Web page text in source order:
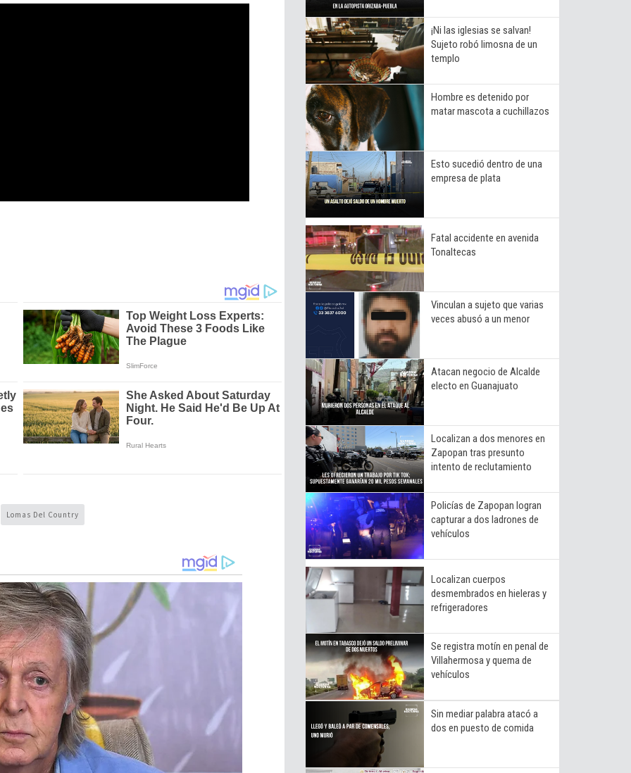
Lomas Del Country
¡Ni las iglesias se salvan!
Sujeto robó limosna de un
templo
Hombre es detenido por
matar mascota a cuchillazos
Esto sucedió dentro de una
empresa de plata
Fatal accidente en avenida
Tonaltecas
Vinculan a sujeto que varias
veces abusó a un menor
Atacan negocio de Alcalde
electo en Guanajuato
Localizan a dos menores en
Zapopan tras presunto
intento de reclutamiento
Policías de Zapopan logran
capturar a dos ladrones de
vehículos
Localizan cuerpos
desmembrados en hieleras y
refrigeradores
Se registra motín en penal de
Villahermosa y quema de
vehículos
Sin mediar palabra atacó a
dos en puesto de comida